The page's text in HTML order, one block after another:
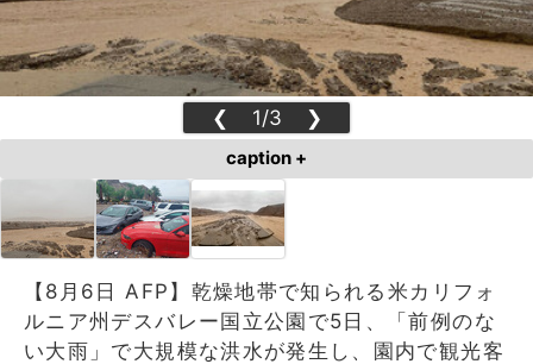
❮ 1/3 ❯
caption +
【8月6日 AFP】乾燥地帯で知られる米カリフォ
ルニア州デスバレー国立公園で5日、「前例のな
い大雨」で大規模な洪水が発生し、園内で観光客